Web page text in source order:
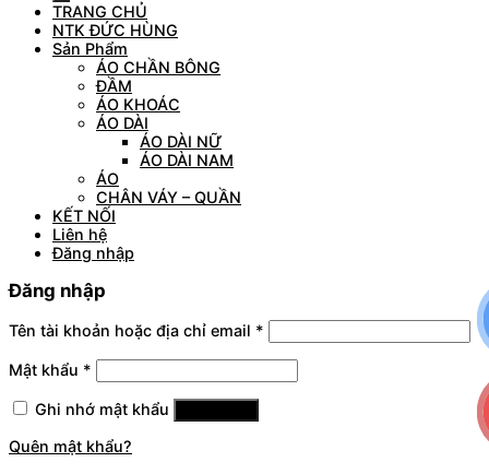
TRANG CHỦ
NTK ĐỨC HÙNG
Sản Phẩm
ÁO CHẦN BÔNG
ĐẦM
ÁO KHOÁC
ÁO DÀI
ÁO DÀI NỮ
ÁO DÀI NAM
ÁO
CHÂN VÁY – QUẦN
KẾT NỐI
Liên hệ
Đăng nhập
Đăng nhập
Tên tài khoản hoặc địa chỉ email *
Mật khẩu *
Ghi nhớ mật khẩu
Quên mật khẩu?